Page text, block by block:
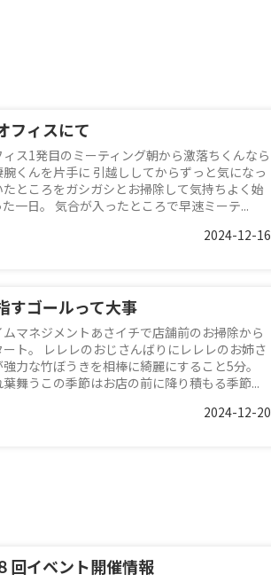
フィスにて
ィス1発目のミーティング朝から激落ちくんなら
腕くんを片手に 引越ししてからずっと気になっ
たところをガシガシとお掃除して気持ちよく始
た一日。 気合が入ったところで早速ミーテ...
2024-12-16
すゴールって大事
ムマネジメントあさイチで店舗前のお掃除から
ート。 レレレのおじさんばりにレレレのお姉さ
強力な竹ぼうきを相棒に綺麗にすること5分。
舞うこの季節はお店の前に降り積もる季節...
2024-12-20
回イベント開催情報